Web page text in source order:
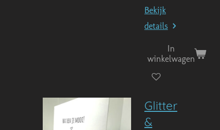
Bekijk
details
In
winkelwagen
Glitter
&